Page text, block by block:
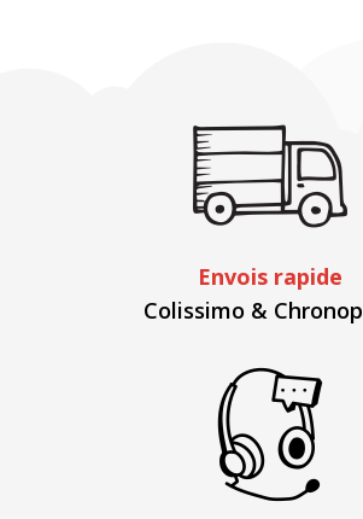
Envois rapide
Colissimo &